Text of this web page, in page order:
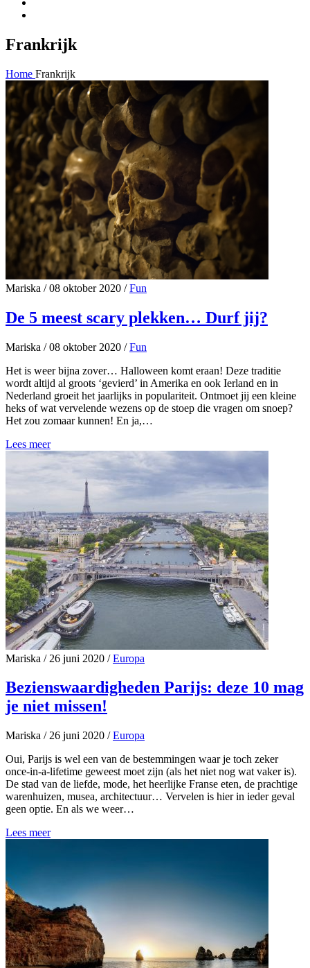
Frankrijk
Home Frankrijk
Mariska /08 oktober 2020 / Fun
De 5 meest scary plekken… Durf jij?
Mariska /08 oktober 2020 / Fun
Het is weer bijna zover… Halloween komt eraan! Deze traditie
wordt altijd al groots ‘gevierd’ in Amerika en ook Ierland en in
Nederland groeit het jaarlijks in populariteit. Ontmoet jij een kleine
heks of wat vervelende wezens op de stoep die vragen om snoep?
Het zou zomaar kunnen! En ja,…
Lees meer
Mariska /26 juni 2020 / Europa
Bezienswaardigheden Parijs: deze 10 mag
je niet missen!
Mariska /26 juni 2020 / Europa
Oui, Parijs is wel een van de bestemmingen waar je toch zeker
once-in-a-lifetime geweest moet zijn (als het niet nog wat vaker is).
De stad van de liefde, mode, het heerlijke Franse eten, de prachtige
warenhuizen, musea, architectuur… Vervelen is hier in ieder geval
geen optie. En als we weer…
Lees meer